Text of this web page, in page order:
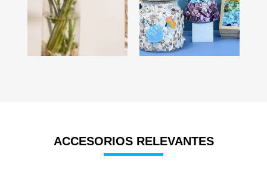
ACCESORIOS RELEVANTES